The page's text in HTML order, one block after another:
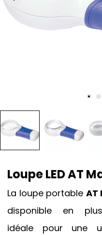
Loupe LED AT
La loupe portable AT
disponible en
idéale pour une